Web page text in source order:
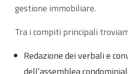
gestione immobiliare.
Tra i compiti principali
Redazione dei verbali e
dell’assemblea